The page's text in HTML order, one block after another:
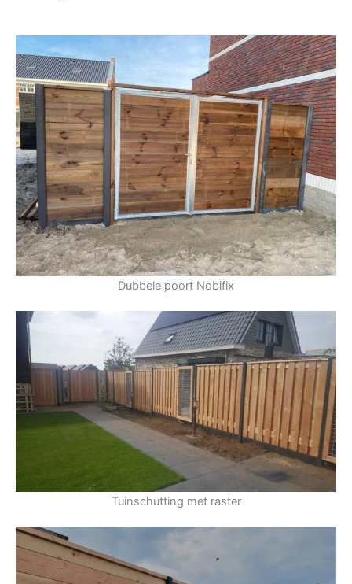
Dubbele poort Nobifix
Tuinschutting met raster